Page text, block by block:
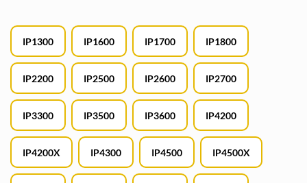
IP1300 IP1600 IP1700 IP1800
IP2200 IP2500 IP2600 IP2700
IP3300 IP3500 IP3600 IP4200
IP4200X IP4300 IP4500 IP4500X